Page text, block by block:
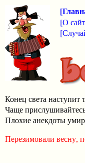
[О
Конец света наступит
Чаще
Плохие анекдоты
Перезимовали весну,